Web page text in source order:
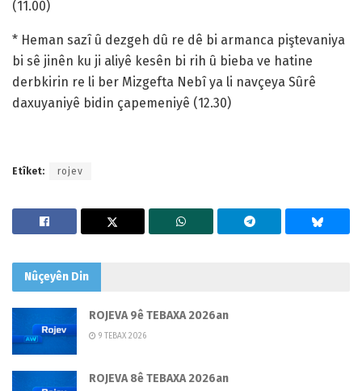
(11.00)
* Heman sazî û dezgeh dû re dê bi armanca piştevaniya
bi sê jinên ku ji aliyê kesên bi rih û bieba ve hatine
derbkirin re li ber Mizgefta Nebî ya li navçeya Sûrê
daxuyaniyê bidin çapemeniyê (12.30)
Etîket: rojev
Nûçeyên Din
ROJEVA 9ê TEBAXA 2026an
9 TEBAX 2026
ROJEVA 8ê TEBAXA 2026an